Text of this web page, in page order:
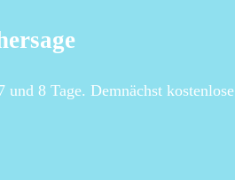
8 Tage. Demnächst kostenlose